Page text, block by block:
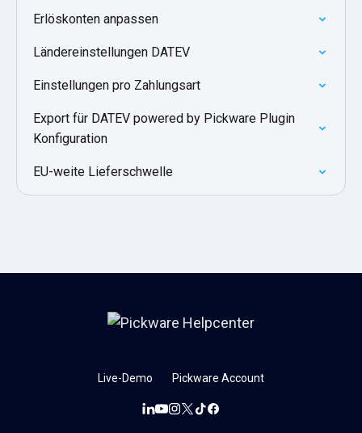
Erlöskonten anpassen
Ländereinstellungen DATEV
Einstellungen pro Zahlungsart
Export für DATEV powered by Pickware Plugin
Konfiguration
EU-weite Lieferschwelle
Live-Demo Pickware Account